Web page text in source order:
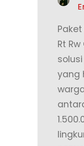
Rt
yang